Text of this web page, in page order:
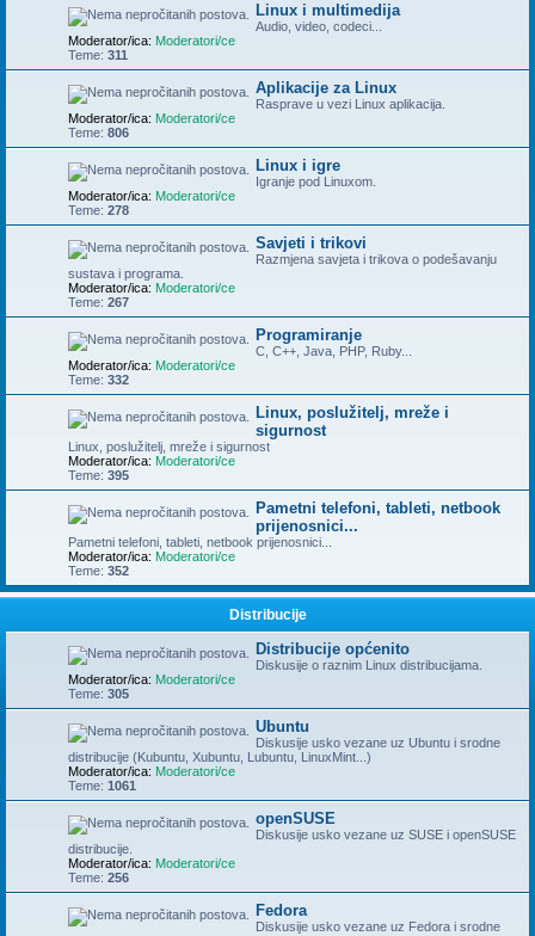
Linux i multimedija
Audio, video, codeci...
Moderator/ica: Moderatori/ce
Teme: 311
Aplikacije za Linux
Rasprave u vezi Linux aplikacija.
Moderator/ica: Moderatori/ce
Teme: 806
Linux i igre
Igranje pod Linuxom.
Moderator/ica: Moderatori/ce
Teme: 278
Savjeti i trikovi
Razmjena savjeta i trikova o podešavanju
sustava i programa.
Moderator/ica: Moderatori/ce
Teme: 267
Programiranje
C, C++, Java, PHP, Ruby...
Moderator/ica: Moderatori/ce
Teme: 332
Linux, poslužitelj, mreže i
sigurnost
Linux, poslužitelj, mreže i sigurnost
Moderator/ica: Moderatori/ce
Teme: 395
Pametni telefoni, tableti, netbook
prijenosnici...
Pametni telefoni, tableti, netbook prijenosnici...
Moderator/ica: Moderatori/ce
Teme: 352
Distribucije
Distribucije općenito
Diskusije o raznim Linux distribucijama.
Moderator/ica: Moderatori/ce
Teme: 305
Ubuntu
Diskusije usko vezane uz Ubuntu i srodne
distribucije (Kubuntu, Xubuntu, Lubuntu, LinuxMint...)
Moderator/ica: Moderatori/ce
Teme: 1061
openSUSE
Diskusije usko vezane uz SUSE i openSUSE
distribucije.
Moderator/ica: Moderatori/ce
Teme: 256
Fedora
Diskusije usko vezane uz Fedora i srodne